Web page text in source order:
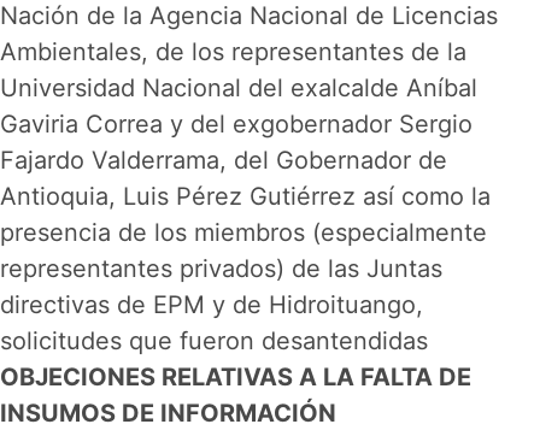
Nación de la Agencia Nacional de Licencias
Ambientales, de los representantes de la
Universidad Nacional del exalcalde Aníbal
Gaviria Correa y del exgobernador Sergio
Fajardo Valderrama, del Gobernador de
Antioquia, Luis Pérez Gutiérrez así como la
presencia de los miembros (especialmente
representantes privados) de las Juntas
directivas de EPM y de Hidroituango,
solicitudes que fueron desantendidas
OBJECIONES RELATIVAS A LA FALTA DE
INSUMOS DE INFORMACIÓN